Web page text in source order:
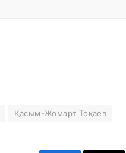
Қасым-Жомарт Тоқаев